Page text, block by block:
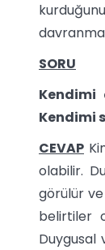
SORU
Kendimi
Kendimi
CEVAP
olabilir.
görülür
belirtiler
Duygusal